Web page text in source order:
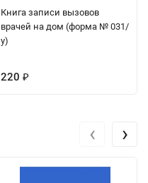
Книга записи вызовов
врачей на дом (форма № 031/
у)
220 ₽
‹ ›